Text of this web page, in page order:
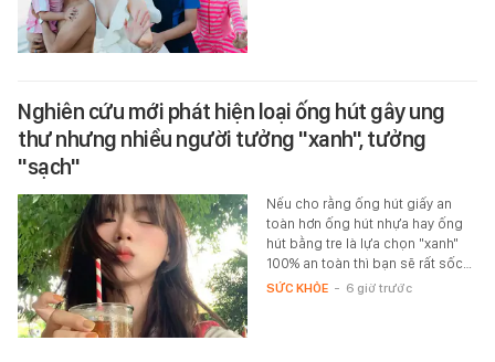
Nghiên cứu mới phát hiện loại ống hút gây ung
thư nhưng nhiều người tưởng "xanh", tưởng
"sạch"
Nếu cho rằng ống hút giấy an
toàn hơn ống hút nhựa hay ống
hút bằng tre là lựa chọn "xanh"
100% an toàn thì bạn sẽ rất sốc…
SỨC KHỎE - 6 giờ trước